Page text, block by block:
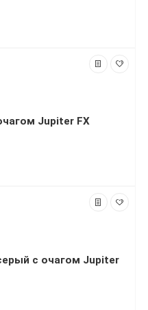
Jupiter FX
с очагом Jupiter